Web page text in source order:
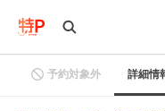
予約対象外 詳細情